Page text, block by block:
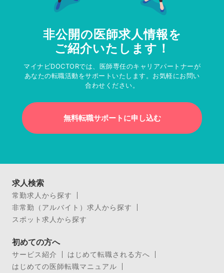
非公開の医師求人情報を
ご紹介いたします！
マイナビDOCTORでは、医師専任のキャリアパートナーが
あなたの転職活動をサポートいたします。お気軽にお問い
合わせください。
無料転職サポートに申し込む
求人検索
常勤求人から探す
非常勤（アルバイト）求人から探す
スポット求人から探す
初めての方へ
サービス紹介
はじめて転職される方へ
はじめての医師転職マニュアル